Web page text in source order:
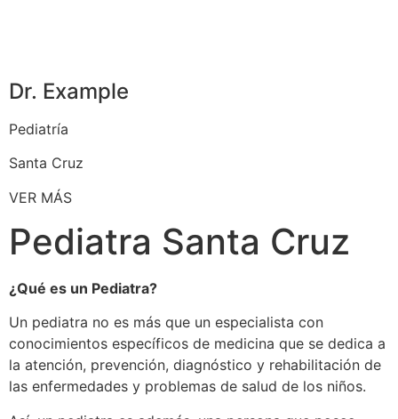
Dr. Example
Pediatría
Santa Cruz
VER MÁS
Pediatra Santa Cruz
¿Qué es un Pediatra?
Un pediatra no es más que un especialista con
conocimientos específicos de medicina que se dedica a
la atención, prevención, diagnóstico y rehabilitación de
las enfermedades y problemas de salud de los niños.